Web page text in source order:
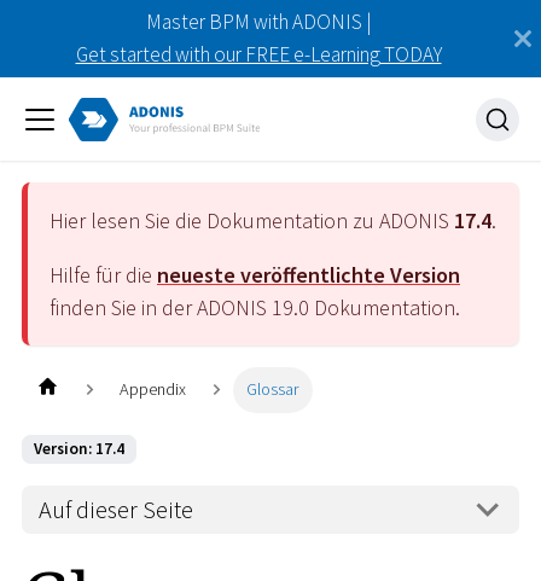
Master BPM with ADONIS |
Get started with our FREE e-Learning TODAY
Hier lesen Sie die Dokumentation zu ADONIS 17.4.
Hilfe für die neueste veröffentlichte Version
finden Sie in der ADONIS 19.0 Dokumentation.
Appendix Glossar
Version: 17.4
Auf dieser Seite